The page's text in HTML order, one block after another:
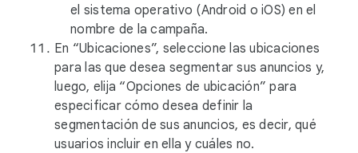
el sistema operativo (Android o iOS) en el
nombre de la campaña.
En “Ubicaciones”, seleccione las ubicaciones
para las que desea segmentar sus anuncios y,
luego, elija “Opciones de ubicación” para
especificar cómo desea definir la
segmentación de sus anuncios, es decir, qué
usuarios incluir en ella y cuáles no.